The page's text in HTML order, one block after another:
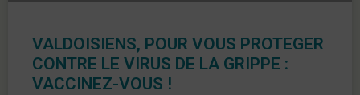
VALDOISIENS, POUR VOUS PROTEGER
CONTRE LE VIRUS DE LA GRIPPE :
VACCINEZ-VOUS !